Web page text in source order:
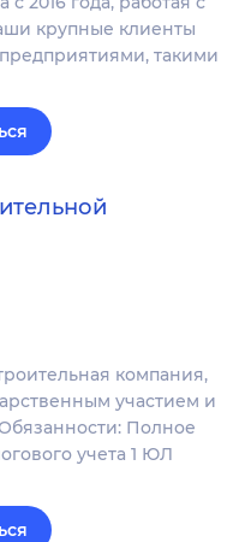
крупные клиенты
такими
компания,
участием и
Полное
учета 1 ЮЛ